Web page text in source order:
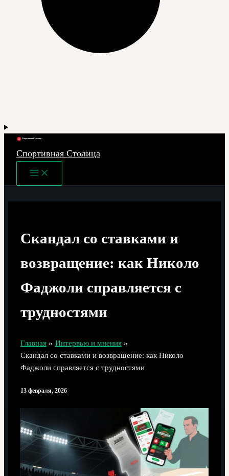
Спортивная Столица
Main
Menu
Скандал со ставками и
возвращение: как Николо
Фаджоли справляется с
трудностями
Главная
Интервью и мнения
Скандал со ставками и возвращение: как Николо
Фаджоли справляется с трудностями
13 февраля, 2026